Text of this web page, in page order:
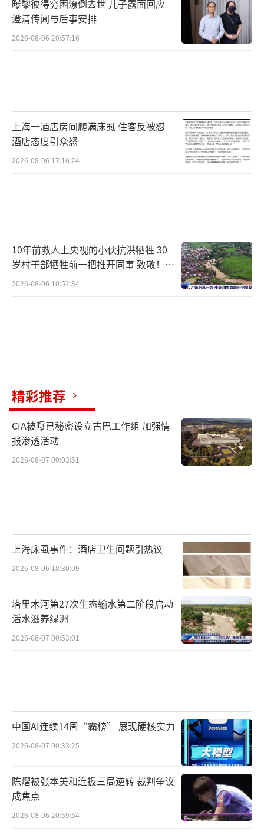
曝黎彼得穷困潦倒去世 儿子露面回应
澄清传闻与后事安排
2026-08-06 20:57:16
上海一酒店房间爬满床虱 住客反被怼
酒店态度引众怒
2026-08-06 17:16:24
10年前救人上央视的小伙抗洪牺牲 30
岁村干部牺牲前一把推开同事 致敬！送
别！
2026-08-06 10:52:34
精彩推荐
CIA被曝已秘密设立古巴工作组 加强情
报渗透活动
2026-08-07 00:03:51
上海床虱事件：酒店卫生问题引热议
2026-08-06 18:30:09
塔里木河第27次生态输水第二阶段启动
活水滋养绿洲
2026-08-07 00:53:01
中国AI连续14周“霸榜” 展现硬核实力
2026-08-07 00:33:25
陈熠被张本美和连扳三局逆转 裁判争议
成焦点
2026-08-06 20:59:54